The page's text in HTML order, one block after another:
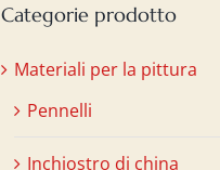
Categorie prodotto
Materiali per la pittura
Pennelli
Inchiostro di china